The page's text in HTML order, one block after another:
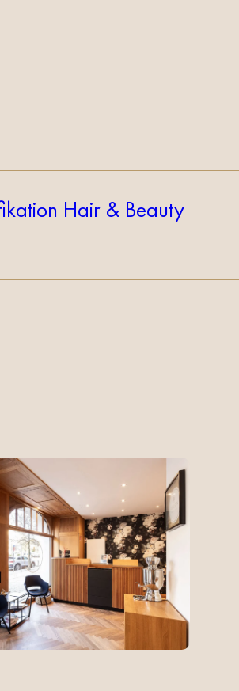
Hair & Beauty
interne Weiterbildungen
und Fertigkeiten umzusetzen.
Perspektive sichert.
wirst du in ein dynamisches wie auch
und möchtest aus Begeisterung Friseur (m/
Persönlichkeit.